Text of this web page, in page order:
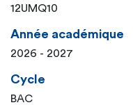
12UMQ10
Année académique
2026 - 2027
Cycle
BAC